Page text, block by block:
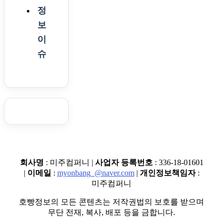
정
보
이
슈
회사명 : 미주컴퍼니 | 사업자 등록번호 : 336-18-01601
| 이메일 : myonbang_@naver.com| 개인정보책임자:
미주컴퍼니
호빵정보의 모든 콘텐츠는 저작권법의 보호를 받으며
무단 전재, 복사, 배포 등을 금합니다.